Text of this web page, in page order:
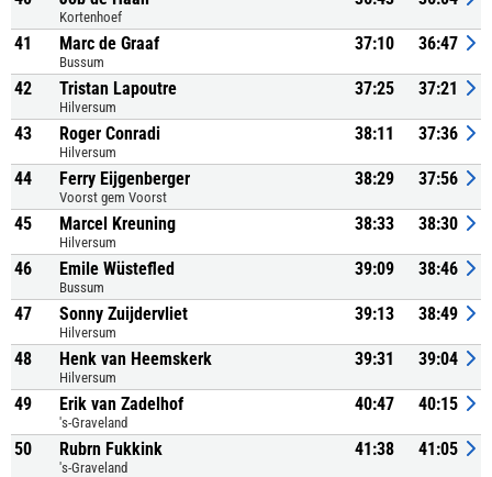
Kortenhoef
41 Marc de Graaf
Bussum
37:10 36:47
42 Tristan Lapoutre
Hilversum
37:25 37:21
43 Roger Conradi
Hilversum
38:11 37:36
44 Ferry Eijgenberger
Voorst gem Voorst
38:29 37:56
45 Marcel Kreuning
Hilversum
38:33 38:30
46 Emile Wüstefled
Bussum
39:09 38:46
47 Sonny Zuijdervliet
Hilversum
39:13 38:49
48 Henk van Heemskerk
Hilversum
39:31 39:04
49 Erik van Zadelhof
's-Graveland
40:47 40:15
50 Rubrn Fukkink
's-Graveland
41:38 41:05